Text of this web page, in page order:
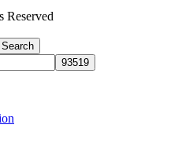
Reserved
Search